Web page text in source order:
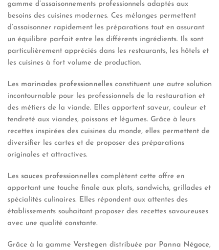
gamme d’assaisonnements professionnels adaptés aux
besoins des cuisines modernes. Ces mélanges permettent
d’assaisonner rapidement les préparations tout en assurant
un équilibre parfait entre les différents ingrédients. Ils sont
particulièrement appréciés dans les restaurants, les hôtels et
les cuisines à fort volume de production.
Les marinades professionnelles constituent une autre solution
incontournable pour les professionnels de la restauration et
des métiers de la viande. Elles apportent saveur, couleur et
tendreté aux viandes, poissons et légumes. Grâce à leurs
recettes inspirées des cuisines du monde, elles permettent de
diversifier les cartes et de proposer des préparations
originales et attractives.
Les sauces professionnelles complètent cette offre en
apportant une touche finale aux plats, sandwichs, grillades et
spécialités culinaires. Elles répondent aux attentes des
établissements souhaitant proposer des recettes savoureuses
avec une qualité constante.
Grâce à la gamme Verstegen distribuée par Panna Négoce,